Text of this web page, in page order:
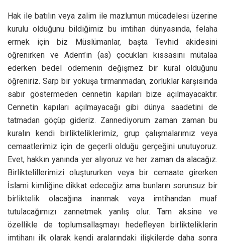
Hak ile batılın veya zalim ile mazlumun mücadelesi üzerine
kurulu olduğunu bildiğimiz bu imtihan dünyasında, felaha
ermek için biz Müslümanlar, başta Tevhid akidesini
öğrenirken ve Adem’in (as) çocukları kıssasını mütalaa
ederken bedel ödemenin değişmez bir kural olduğunu
öğreniriz. Sarp bir yokuşa tırmanmadan, zorluklar karşısında
sabır göstermeden cennetin kapıları bize açılmayacaktır.
Cennetin kapıları açılmayacağı gibi dünya saadetini de
tatmadan göçüp gideriz. Zannediyorum zaman zaman bu
kuralın kendi birlikteliklerimiz, grup çalışmalarımız veya
cemaatlerimiz için de geçerli olduğu gerçeğini unutuyoruz.
Evet, hakkın yanında yer alıyoruz ve her zaman da alacağız.
Birliktelillerimizi oluştururken veya bir cemaate girerken
İslami kimliğine dikkat edeceğiz ama bunların sorunsuz bir
birliktelik olacağına inanmak veya imtihandan muaf
tutulacağımızı zannetmek yanlış olur. Tam aksine ve
özellikle de toplumsallaşmayı hedefleyen birlikteliklerin
imtihanı ilk olarak kendi aralarındaki ilişkilerde daha sonra